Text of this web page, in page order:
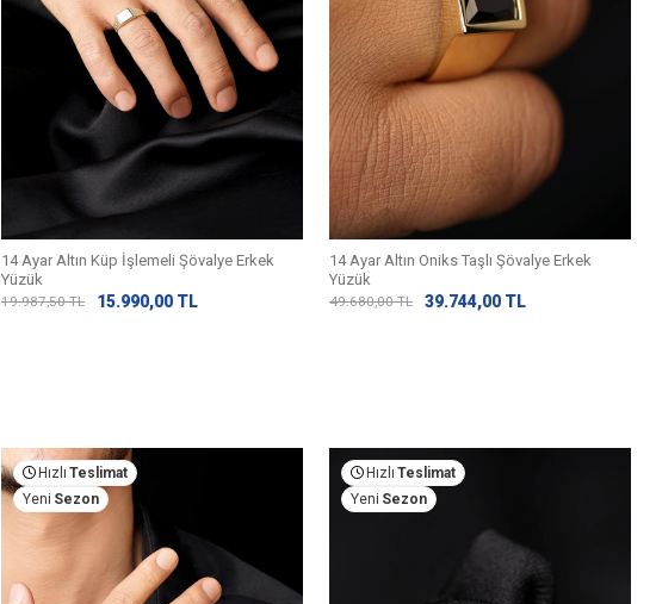
14 Ayar Altın Küp İşlemeli Şövalye Erkek
Yüzük
19.987,50TL 15.990,00 TL
14 Ayar Altın Oniks Taşlı Şövalye Erkek
Yüzük
49.680,00TL 39.744,00 TL
Hızlı Teslimat
Yeni Sezon
Hızlı Teslimat
Yeni Sezon